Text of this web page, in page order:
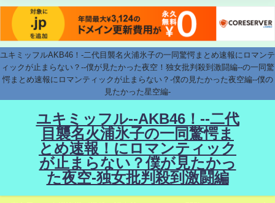
ユキミッフルAKB46！-二代目襲名火浦氷子の一同驚愕まとめ速報にロマンテ
ィックが止まらない？--僕が見たかった夜空！独女批判殺到激闘編--の一同驚
愕まとめ速報にロマンティックが止まらない？-僕の見たかった夜空編--僕の
見たかった星空編-
ユキミッフル--AKB46！--二代
目襲名火浦氷子の一同驚愕ま
とめ速報！にロマンティック
が止まらない？僕が見たかっ
た夜空-独女批判殺到激闘編